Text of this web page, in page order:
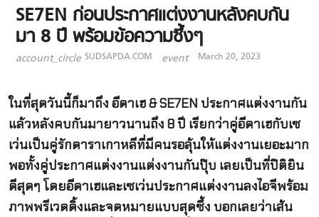
SE7EN ก่อนประกาศแต่งงานหลังคบกัน
มา 8 ปี พร้อมข้อความซึ้งๆ
account_circle SUDSAPDA.COM event March 20, 2023
ในที่สุดวันนี้ก็มาถึง อีดาเฮ & SE7EN ประกาศแต่งงานกัน
แล้วหลังคบกันมายาวนานถึง 8 ปี เรียกว่าคู่อีดาเฮกับเซ
เว่นเป็นคู่รักดาราเกาหลีที่มีคนรอลุ้นให้แต่งงานเยอะมาก
พอทั้งคู่ประกาศแต่งงานแต่งงานกันปุ๊บ เลยเป็นที่ปิติยิน
ดีสุดๆ โดยอีดาเฮและเซเว่นประกาศแต่งงานลงไอจีพร้อม
ภาพพรีเวดดิ้งและจดหมายแบบสุดซึ้ง บอกเลยว่าเส้น